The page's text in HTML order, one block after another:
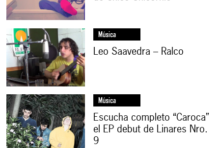
Música
Leo Saavedra – Ralco
Música
Escucha completo “Caroca”
el EP debut de Linares Nro.
9